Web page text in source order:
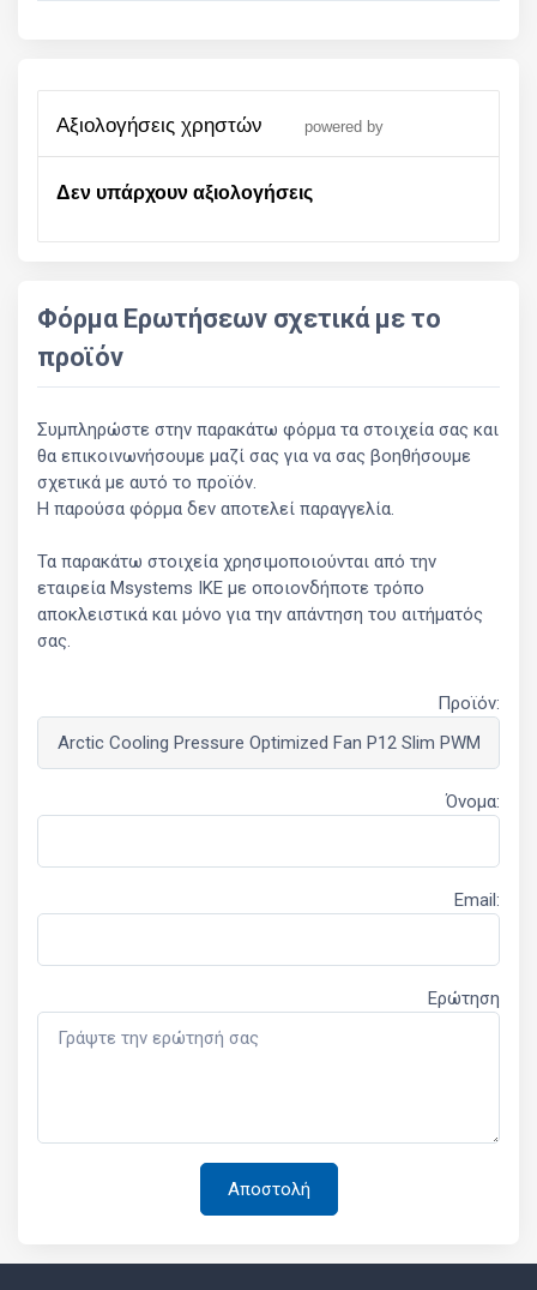
αξιολογήσεις χρηστών powered by
Δεν υπάρχουν αξιολογήσεις
Φόρμα Ερωτήσεων σχετικά με το
προϊόν
Συμπληρώστε στην παρακάτω φόρμα τα στοιχεία σας και
θα επικοινωνήσουμε μαζί σας για να σας βοηθήσουμε
σχετικά με αυτό το προϊόν.
Η παρούσα φόρμα δεν αποτελεί παραγγελία.
Τα παρακάτω στοιχεία χρησιμοποιούνται από την
εταιρεία Msystems ΙΚΕ με οποιονδήποτε τρόπο
αποκλειστικά και μόνο για την απάντηση του αιτήματός
σας.
Προϊόν:
Όνομα:
Email:
Ερώτηση